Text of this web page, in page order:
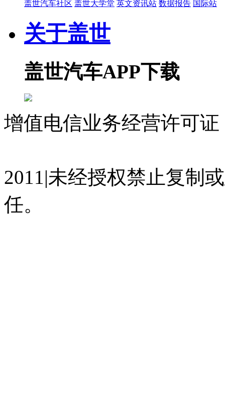
盖世汽车社区 盖世大学堂 英文资讯站 数据报告 国际站
关于盖世
盖世汽车APP下载
增值电信业务经营许可
2011|未经授权禁止复制
任。